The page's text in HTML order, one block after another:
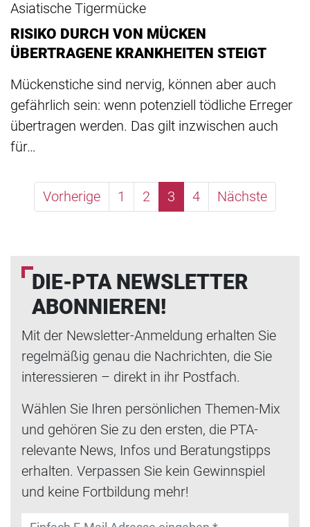
Asiatische Tigermücke
RISIKO DURCH VON MÜCKEN
ÜBERTRAGENE KRANKHEITEN STEIGT
Mückenstiche sind nervig, können aber auch
gefährlich sein: wenn potenziell tödliche Erreger
übertragen werden. Das gilt inzwischen auch
für…
Vorherige 1 2 3 4 Nächste
DIE-PTA NEWSLETTER
ABONNIEREN!
Mit der Newsletter-Anmeldung erhalten Sie
regelmäßig genau die Nachrichten, die Sie
interessieren – direkt in ihr Postfach.
Wählen Sie Ihren persönlichen Themen-Mix
und gehören Sie zu den ersten, die PTA-
relevante News, Infos und Beratungstipps
erhalten. Verpassen Sie kein Gewinnspiel
und keine Fortbildung mehr!